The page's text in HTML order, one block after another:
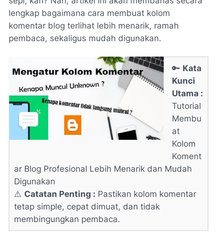
lengkap bagaimana cara membuat kolom
komentar blog terlihat lebih menarik, ramah
pembaca, sekaligus mudah digunakan.
🔑 Kata
Kunci
Utama :
Tutorial
Membu
at
Kolom
Koment
ar Blog Profesional Lebih Menarik dan Mudah
Digunakan
⚠️ Catatan Penting : Pastikan kolom komentar
tetap simple, cepat dimuat, dan tidak
membingungkan pembaca.